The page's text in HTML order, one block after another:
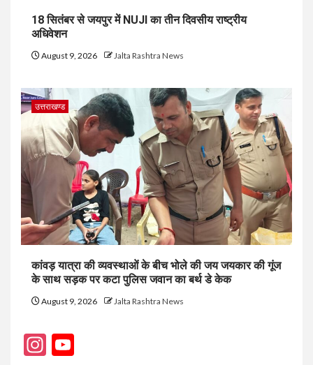
18 सितंबर से जयपुर में NUJI का तीन दिवसीय राष्ट्रीय
अधिवेशन
August 9, 2026 Jalta Rashtra News
उत्तराखण्ड
कांवड़ यात्रा की व्यवस्थाओं के बीच भोले की जय जयकार की गूंज
के साथ सड़क पर कटा पुलिस जवान का बर्थ डे केक
August 9, 2026 Jalta Rashtra News
Instagram